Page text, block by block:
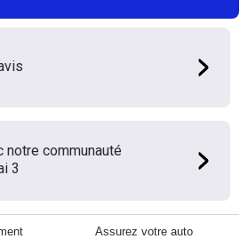
notre communauté
3
Assurez votre auto